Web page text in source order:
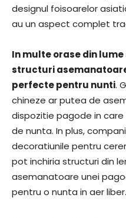
designul foisoarelor
au un aspect complet
In multe orase din
structuri
perfecte pentru nunti.
chineze ar putea de
dispozitie pagode in
de nunta. In plus,
decoratiunile pentru
pot inchiria structuri din
asemanatoare unei
pentru o nunta in aer liber.